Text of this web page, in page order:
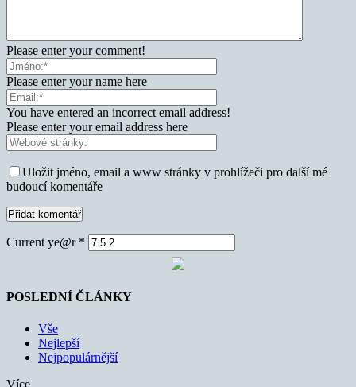
Please enter your comment!
Please enter your name here
You have entered an incorrect email address!
Please enter your email address here
Uložit jméno, email a www stránky v prohlížeči pro další mé
budoucí komentáře
Current ye@r *
POSLEDNÍ ČLÁNKY
Vše
Nejlepší
Nejpopulárnější
Více